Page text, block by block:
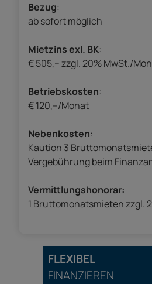
Bezug:
ab sofort möglich
Mietzins exl. BK:
€ 505,– zzgl. 20% MwSt./
Betriebskosten:
€ 120,–/Monat
Nebenkosten:
Kaution 3
Vergebührung beim
Vermittlungshonorar:
1 Bruttomonatsmieten zzgl.
FLEXIBEL
FINANZIEREN